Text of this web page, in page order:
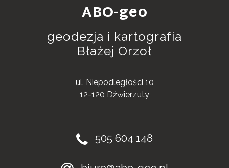
ABO-geo
geodezja i kartografia
Błażej Orzoł
ul. Niepodległości 10
12-120 Dźwierzuty
505 604 148